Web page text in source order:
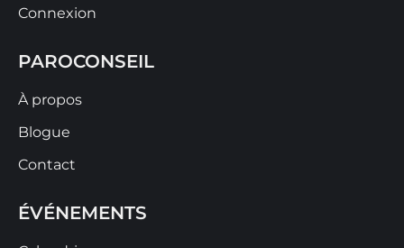
Connexion
PAROCONSEIL
À propos
Blogue
Contact
ÉVÉNEMENTS